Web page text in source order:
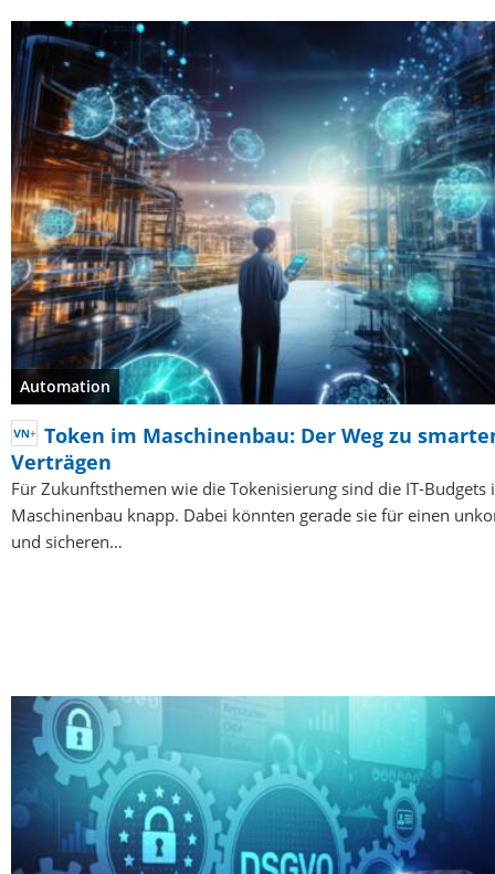
Automation
Token im Maschinenbau: Der Weg zu
Verträgen
Für Zukunftsthemen wie die Tokenisierung sind die IT-Budgets
Maschinenbau knapp. Dabei könnten gerade sie für einen
und sicheren…